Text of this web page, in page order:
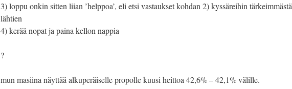
3) loppu onkin sitten liian ’helppoa’, eli etsi vastaukset kohdan 2) kyssäreihin tärkeimmästä
lähtien
4) kerää nopat ja paina kellon nappia
?
mun masiina näyttää alkuperäiselle propolle kuusi heittoa 42,6% – 42,1% välille.